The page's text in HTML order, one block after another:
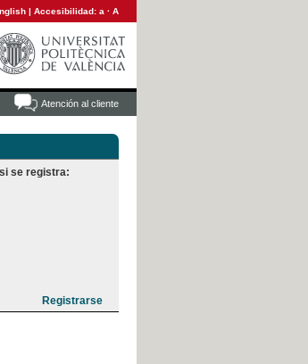
| Accesibilidad: a · A
Atención al cliente
se registra: